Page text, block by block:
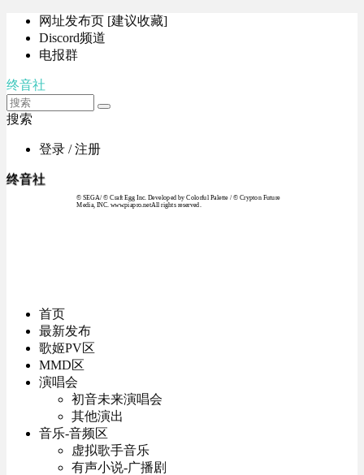
网址发布页 [建议收藏]
Discord频道
电报群
终音社
搜索
登录 / 注册
终音社
© SEGA / © Craft Egg Inc. Developed by Colorful Palette / © Crypton Future
Media, INC. www.piapro.netAll rights reserved.
首页
最新发布
歌姬PV区
MMD区
演唱会
初音未来演唱会
其他演出
音乐-音频区
虚拟歌手音乐
有声小说-广播剧